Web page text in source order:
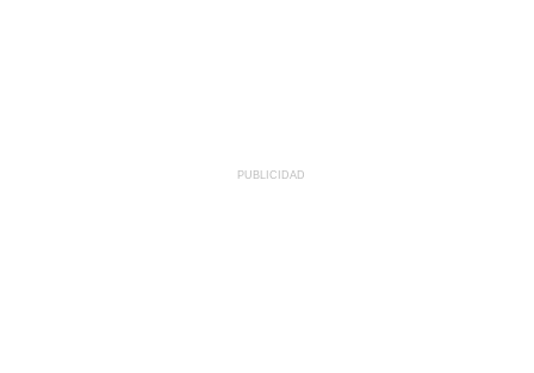
PUBLICIDAD